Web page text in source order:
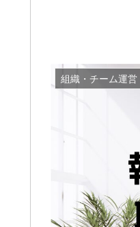
組織・チーム運営